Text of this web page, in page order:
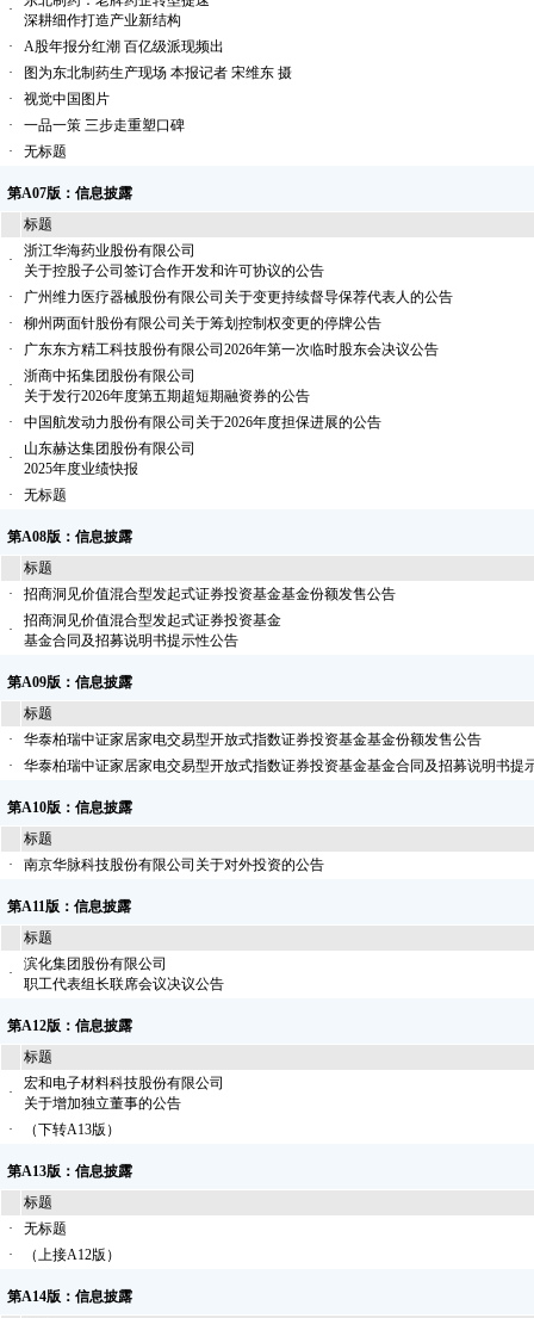
·
深耕细作打造产业新结构
·
A股年报分红潮 百亿级派现频出
·
图为东北制药生产现场 本报记者 宋维东 摄
·
视觉中国图片
·
一品一策 三步走重塑口碑
·
无标题
第A07版：信息披露
标题
·
浙江华海药业股份有限公司
关于控股子公司签订合作开发和许可协议的公告
·
广州维力医疗器械股份有限公司关于变更持续督导保荐代表人的公告
·
柳州两面针股份有限公司关于筹划控制权变更的停牌公告
·
广东东方精工科技股份有限公司2026年第一次临时股东会决议公告
·
浙商中拓集团股份有限公司
关于发行2026年度第五期超短期融资券的公告
·
中国航发动力股份有限公司关于2026年度担保进展的公告
·
山东赫达集团股份有限公司
2025年度业绩快报
·
无标题
第A08版：信息披露
标题
·
招商洞见价值混合型发起式证券投资基金基金份额发售公告
·
招商洞见价值混合型发起式证券投资基金
基金合同及招募说明书提示性公告
第A09版：信息披露
标题
·
华泰柏瑞中证家居家电交易型开放式指数证券投资基金基金份额发售公告
·
华泰柏瑞中证家居家电交易型开放式指数证券投资基金基金合同及招募说明书提
第A10版：信息披露
标题
·
南京华脉科技股份有限公司关于对外投资的公告
第A11版：信息披露
标题
·
滨化集团股份有限公司
职工代表组长联席会议决议公告
第A12版：信息披露
标题
·
宏和电子材料科技股份有限公司
关于增加独立董事的公告
·
（下转A13版）
第A13版：信息披露
标题
·
无标题
·
（上接A12版）
第A14版：信息披露